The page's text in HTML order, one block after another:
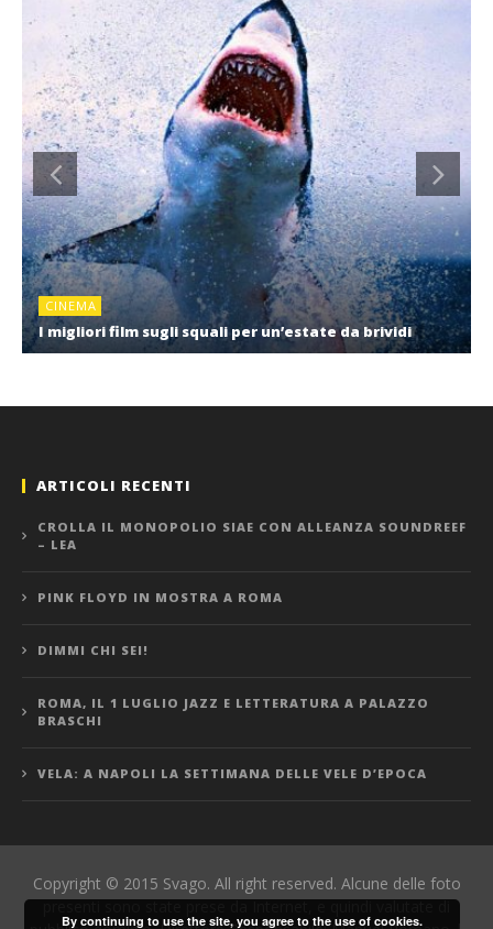
CINEMA
I migliori film sugli squali per un’estate da brividi
ARTICOLI RECENTI
CROLLA IL MONOPOLIO SIAE CON ALLEANZA SOUNDREEF
– LEA
PINK FLOYD IN MOSTRA A ROMA
DIMMI CHI SEI!
ROMA, IL 1 LUGLIO JAZZ E LETTERATURA A PALAZZO
BRASCHI
VELA: A NAPOLI LA SETTIMANA DELLE VELE D’EPOCA
Copyright © 2015 Svago. All right reserved. Alcune delle foto
presenti sono state prese da Internet, e quindi valutate di
By continuing to use the site, you agree to the use of cookies.